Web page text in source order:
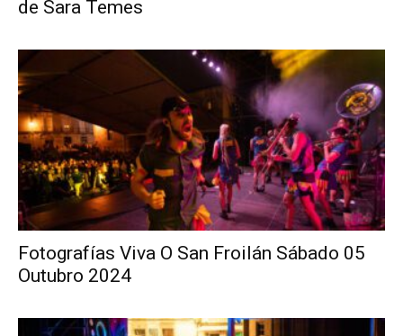
de Sara Temes
Fotografías Viva O San Froilán Sábado 05
Outubro 2024